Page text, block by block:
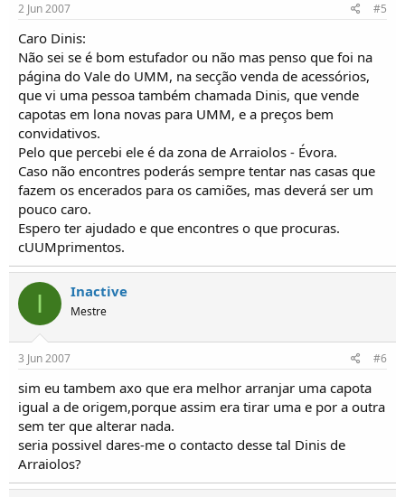
2 Jun 2007 #5
Caro Dinis:
Não sei se é bom estufador ou não mas penso que foi na
página do Vale do UMM, na secção venda de acessórios,
que vi uma pessoa também chamada Dinis, que vende
capotas em lona novas para UMM, e a preços bem
convidativos.
Pelo que percebi ele é da zona de Arraiolos - Évora.
Caso não encontres poderás sempre tentar nas casas que
fazem os encerados para os camiões, mas deverá ser um
pouco caro.
Espero ter ajudado e que encontres o que procuras.
cUUMprimentos.
I Inactive
Mestre
3 Jun 2007 #6
sim eu tambem axo que era melhor arranjar uma capota
igual a de origem,porque assim era tirar uma e por a outra
sem ter que alterar nada.
seria possivel dares-me o contacto desse tal Dinis de
Arraiolos?